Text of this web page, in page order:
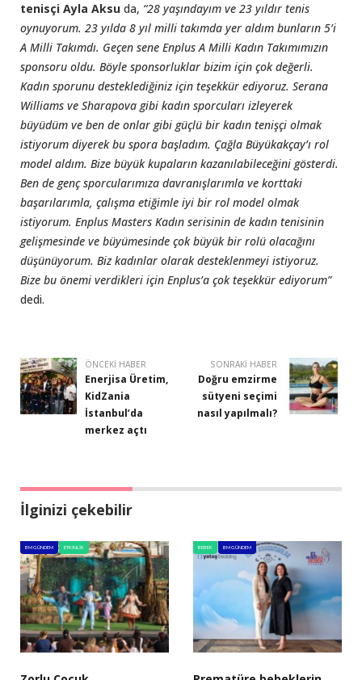
tenisçi Ayla Aksu da, “28 yaşındayım ve 23 yıldır tenis
oynuyorum. 23 yılda 8 yıl milli takımda yer aldım bunların 5’i
A Milli Takımdı. Geçen sene Enplus A Milli Kadın Takımımızın
sponsoru oldu. Böyle sponsorluklar bizim için çok değerli.
Kadın sporunu desteklediğiniz için teşekkür ediyoruz. Serana
Williams ve Sharapova gibi kadın sporcuları izleyerek
büyüdüm ve ben de onlar gibi güçlü bir kadın tenişçi olmak
istiyorum diyerek bu spora başladım. Çağla Büyükakçay’ı rol
model aldım. Bize büyük kupaların kazanılabileceğini gösterdi.
Ben de genç sporcularımıza davranışlarımla ve korttaki
başarılarımla, çalışma etiğimle iyi bir rol model olmak
istiyorum. Enplus Masters Kadın serisinin de kadın tenisinin
gelişmesinde ve büyümesinde çok büyük bir rolü olacağını
düşünüyorum. Biz kadınlar olarak desteklenmeyi istiyoruz.
Bize bu önemi verdikleri için Enplus’a çok teşekkür ediyorum”
dedi.
ÖNCEKI HABER
Enerjisa Üretim,
KidZania
İstanbul’da
merkez açtı
SONRAKI HABER
Doğru emzirme
sütyeni seçimi
nasıl yapılmalı?
İlginizi çekebilir
BM GÜNDEM ETKINLIK BEBEK BM GÜNDEM